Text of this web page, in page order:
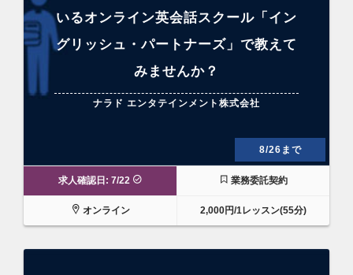
いるオンライン英会話スクール「イン
グリッシュ・パートナーズ」で教えて
みませんか？
ナラド エンタテインメント株式会社
8/26まで
求人確認日: 7/22 業務委託契約
オンライン 2,000円/1レッスン(55分)